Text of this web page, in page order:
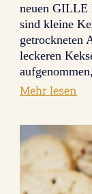
neuen GILLE
sind kleine
getrockneten
leckeren
Mehr lesen